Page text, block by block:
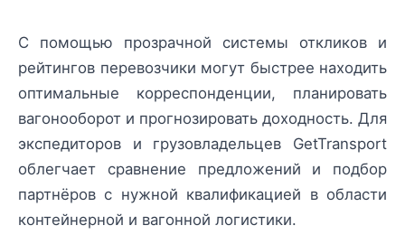
С помощью прозрачной системы откликов и
рейтингов перевозчики могут быстрее находить
оптимальные корреспонденции, планировать
вагонооборот и прогнозировать доходность. Для
экспедиторов и грузовладельцев GetTransport
облегчает сравнение предложений и подбор
партнёров с нужной квалификацией в области
контейнерной и вагонной логистики.